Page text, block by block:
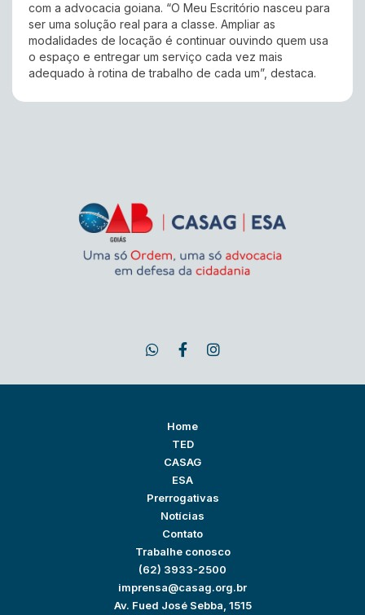
com a advocacia goiana. “O Meu Escritório nasceu para
ser uma solução real para a classe. Ampliar as
modalidades de locação é continuar ouvindo quem usa
o espaço e entregar um serviço cada vez mais
adequado à rotina de trabalho de cada um”, destaca.
Home
TED
CASAG
ESA
Prerrogativas
Notícias
Contato
Trabalhe conosco
(62) 3933-2500
imprensa@casag.org.br
Av. Fued José Sebba, 1515